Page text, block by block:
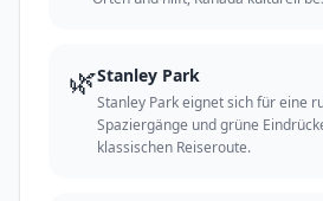
🌿Stanley Park
Stanley Park eignet sich für eine
Spaziergänge und grüne
klassischen Reiseroute.